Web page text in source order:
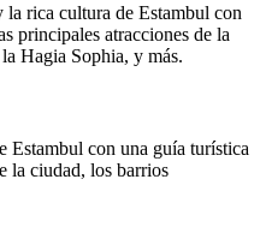
rica cultura de Estambul con
principales atracciones de la
Hagia Sophia, y más.
Estambul con una guía turística
la ciudad, los barrios